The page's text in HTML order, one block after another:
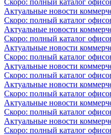
Актуальные новости
Скоро: полный каталог
Актуальные новости
Скоро: полный каталог
Актуальные новости
Скоро: полный каталог
Актуальные новости
Скоро: полный каталог
Актуальные новости
Скоро: полный каталог
Актуальные новости
Скоро: полный каталог
Актуальные новости
Скоро: полный каталог